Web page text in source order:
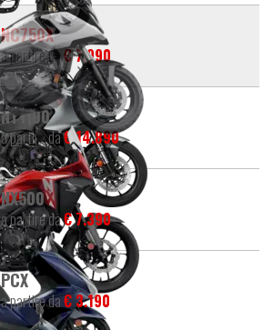
NC750X
a partire da€ 7.990
NT1100
a partire da€ 14.890
NX500
a partire da€ 7.390
PCX
a partire da€ 3.190